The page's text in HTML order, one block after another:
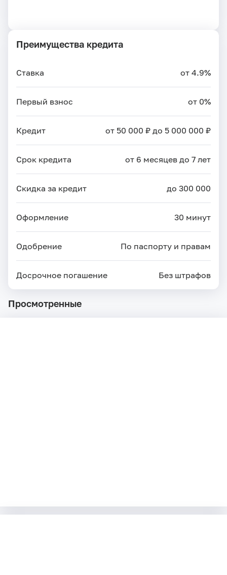
Преимущества кредита
Ставка от 4.9%
Первый взнос от 0%
Кредит от 50 000 ₽ до 5 000 000 ₽
Срок кредита от 6 месяцев до 7 лет
Скидка за кредит до 300 000
Оформление 30 минут
Одобрение По паспорту и правам
Досрочное погашение Без штрафов
Просмотренные